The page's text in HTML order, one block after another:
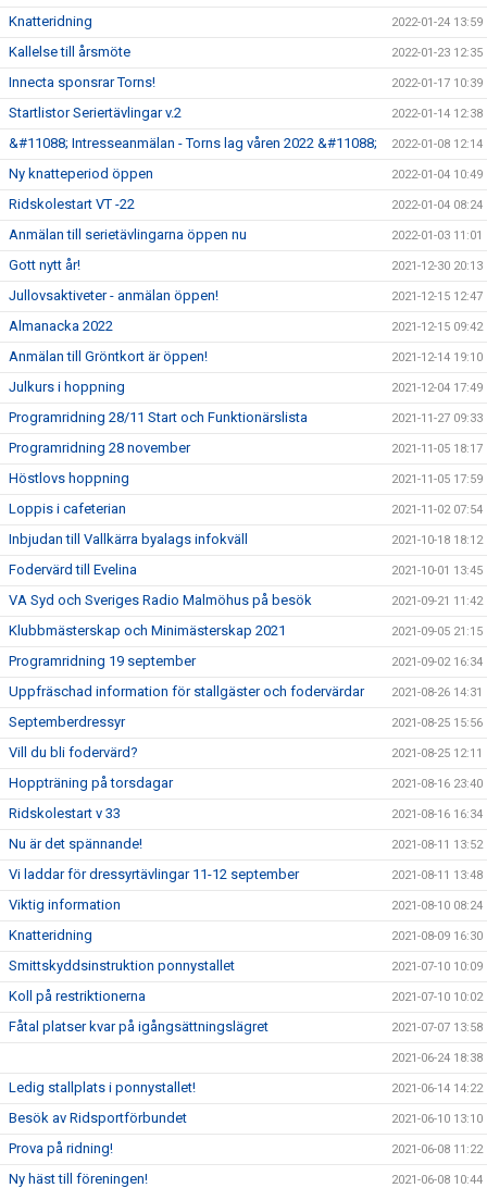
Knatteridning 2022-01-24 13:59
Kallelse till årsmöte 2022-01-23 12:35
Innecta sponsrar Torns! 2022-01-17 10:39
Startlistor Seriertävlingar v.2 2022-01-14 12:38
&#11088; Intresseanmälan - Torns lag våren 2022 &#11088; 2022-01-08 12:14
Ny knatteperiod öppen 2022-01-04 10:49
Ridskolestart VT -22 2022-01-04 08:24
Anmälan till serietävlingarna öppen nu 2022-01-03 11:01
Gott nytt år! 2021-12-30 20:13
Jullovsaktiveter - anmälan öppen! 2021-12-15 12:47
Almanacka 2022 2021-12-15 09:42
Anmälan till Gröntkort är öppen! 2021-12-14 19:10
Julkurs i hoppning 2021-12-04 17:49
Programridning 28/11 Start och Funktionärslista 2021-11-27 09:33
Programridning 28 november 2021-11-05 18:17
Höstlovs hoppning 2021-11-05 17:59
Loppis i cafeterian 2021-11-02 07:54
Inbjudan till Vallkärra byalags infokväll 2021-10-18 18:12
Fodervärd till Evelina 2021-10-01 13:45
VA Syd och Sveriges Radio Malmöhus på besök 2021-09-21 11:42
Klubbmästerskap och Minimästerskap 2021 2021-09-05 21:15
Programridning 19 september 2021-09-02 16:34
Uppfräschad information för stallgäster och fodervärdar 2021-08-26 14:31
Septemberdressyr 2021-08-25 15:56
Vill du bli fodervärd? 2021-08-25 12:11
Hoppträning på torsdagar 2021-08-16 23:40
Ridskolestart v 33 2021-08-16 16:34
Nu är det spännande! 2021-08-11 13:52
Vi laddar för dressyrtävlingar 11-12 september 2021-08-11 13:48
Viktig information 2021-08-10 08:24
Knatteridning 2021-08-09 16:30
Smittskyddsinstruktion ponnystallet 2021-07-10 10:09
Koll på restriktionerna 2021-07-10 10:02
Fåtal platser kvar på igångsättningslägret 2021-07-07 13:58
2021-06-24 18:38
Ledig stallplats i ponnystallet! 2021-06-14 14:22
Besök av Ridsportförbundet 2021-06-10 13:10
Prova på ridning! 2021-06-08 11:22
Ny häst till föreningen! 2021-06-08 10:44